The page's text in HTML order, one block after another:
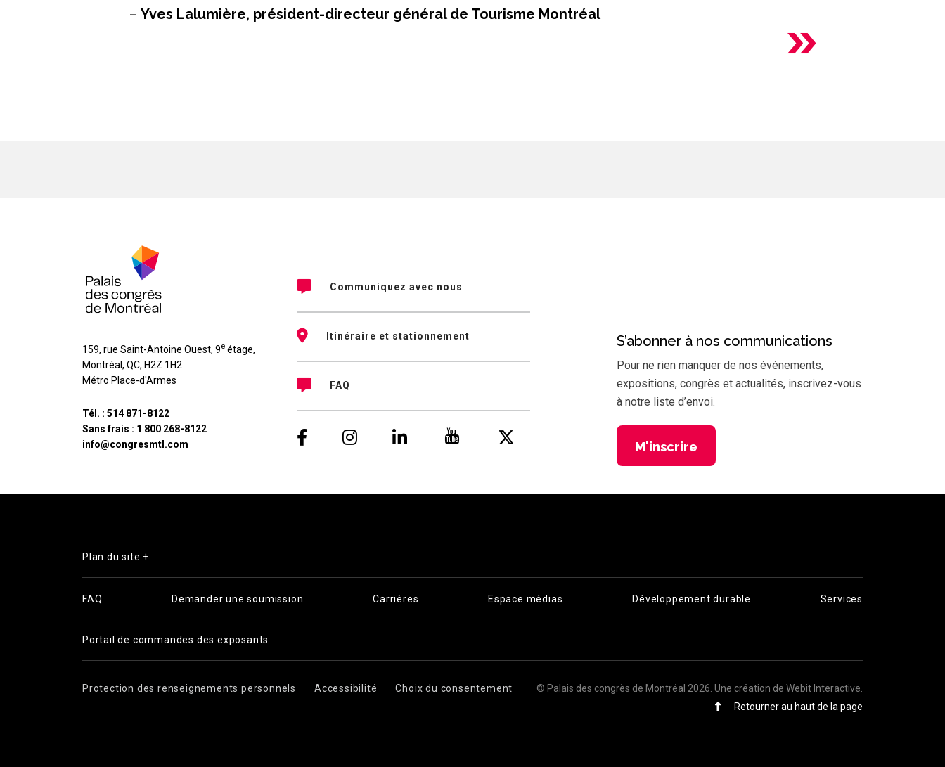
–Yves Lalumière, président-directeur général de Tourisme Montréal
159, rue Saint-Antoine Ouest, 9e étage,
Montréal , QC, H2Z 1H2
Métro Place-d'Armes
Tél. : 514 871-8122
Sans frais : 1 800 268-8122
info@congresmtl.com
Communiquez avec nous
Itinéraire et stationnement
FAQ
S’abonner à nos communications
Pour ne rien manquer de nos événements,
expositions, congrès et actualités, inscrivez-vous
à notre liste d’envoi.
M'inscrire
Plan du site +
FAQ Demander une soumission Carrières Espace médias Développement durable Services
Portail de commandes des exposants
Protection des renseignements personnels Accessibilité Choix du consentement © Palais des congrès de Montréal 2026. Une création de Webit Interactive
Retourner au haut de la page